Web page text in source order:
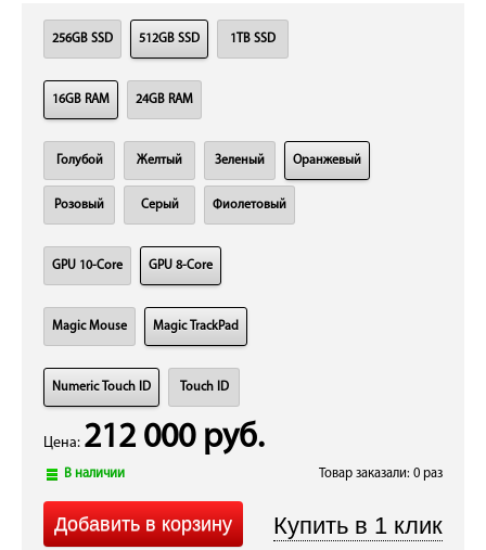
256GB SSD 512GB SSD 1TB SSD
16GB RAM 24GB RAM
Голубой Желтый Зеленый Оранжевый
Розовый Серый Фиолетовый
GPU 10-Core GPU 8-Core
Magic Mouse Magic TrackPad
Numeric Touch ID Touch ID
Цена: 212 000 руб.
В наличии Товар заказали: 0 раз